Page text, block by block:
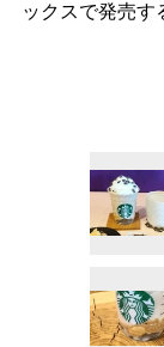
ックスで発売す